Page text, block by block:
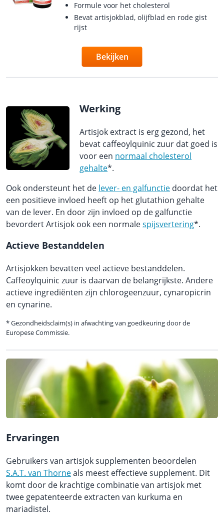
Formule voor het cholesterol
Bevat artisjokblad, olijfblad en rode gist
rijst
Bekijken
Werking
Artisjok extract is erg gezond, het
bevat caffeoylquinic zuur dat goed is
voor een normaal cholesterol
gehalte*.
Ook ondersteunt het de lever- en galfunctie doordat het
een positieve invloed heeft op het glutathion gehalte
van de lever. En door zijn invloed op de galfunctie
bevordert Artisjok ook een normalespijsvertering*.
Actieve Bestanddelen
Artisjokken bevatten veel actieve bestanddelen.
Caffeoylquinic zuur is daarvan de belangrijkste. Andere
actieve ingrediënten zijn chlorogeenzuur, cynaropicrin
en cynarine.
* Gezondheidsclaim(s) in afwachting van goedkeuring door de
Europese Commissie.
Ervaringen
Gebruikers van artisjok supplementen beoordelen
S.A.T. van Thorneals meest effectieve supplement. Dit
komt door de krachtige combinatie van artisjok met
twee gepatenteerde extracten van kurkuma en
mariadistel.